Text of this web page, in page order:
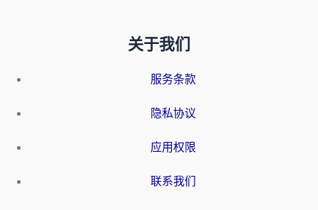
关于我们
服务条款
隐私协议
应用权限
联系我们